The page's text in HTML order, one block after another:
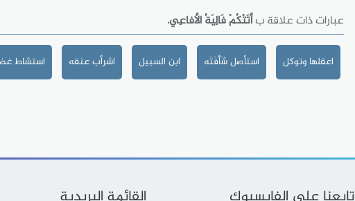
عبارات ذات علاقة بأتَتْكُمْ فَالِيَةُ الأفاعِي.
اعقلها وتوكل استأصل شَأْفَتَه ابن السبيل اشرأب عنقه استشاط